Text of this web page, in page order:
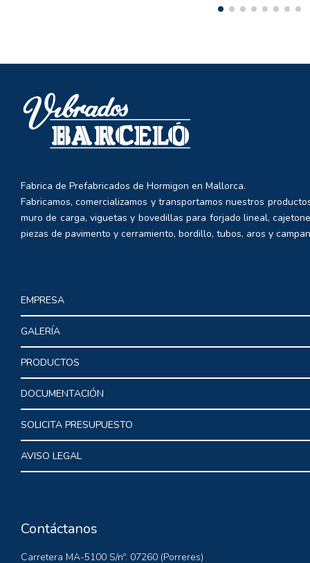
Fabrica de Prefabricados de Hormigon en Mallorca.
Fabricamos, comercializamos y transportamos nuestros
muro de carga, viguetas y bovedillas para forjado lineal,
piezas de pavimento y cerramiento, bordillo, tubos, aros y
EMPRESA
GALERÍA
PRODUCTOS
DOCUMENTACIÓN
SOLICITA PRESUPUESTO
AVISO LEGAL
Contáctanos
Carretera MA-5100 S/nº. 07260 (Porreres)